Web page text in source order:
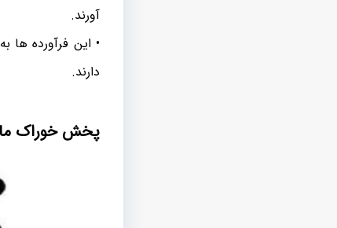
آورند.
• این فرآورده ها
دارند.
پخش خوراک